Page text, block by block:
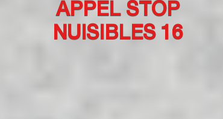
APPEL STOP
NUISIBLES 16